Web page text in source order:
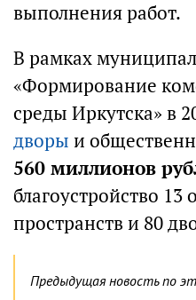
выполнения работ.
В рамках
«Формирование
среды Иркутска» в
дворы и
560 миллионов
благоустройство
пространств и 80
Предыдущая новость по